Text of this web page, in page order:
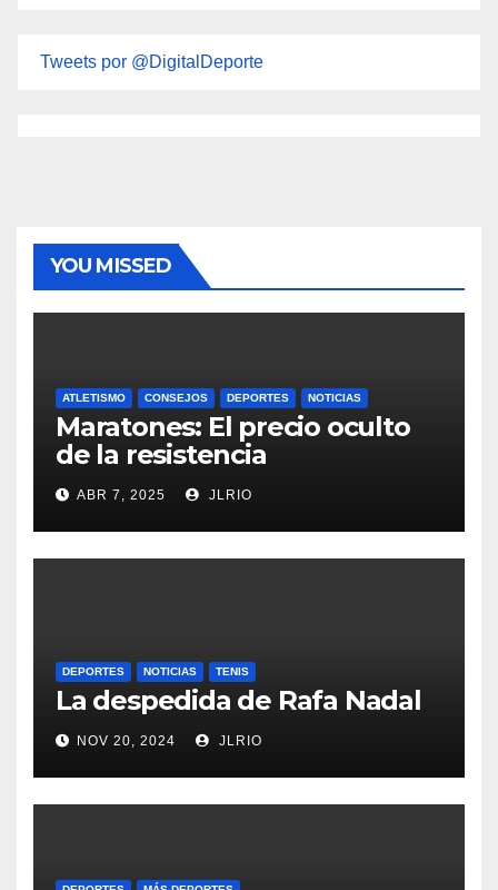
Tweets por @DigitalDeporte
YOU MISSED
ATLETISMO CONSEJOS DEPORTES NOTICIAS
Maratones: El precio oculto
de la resistencia
ABR 7, 2025 JLRIO
DEPORTES NOTICIAS TENIS
La despedida de Rafa Nadal
NOV 20, 2024 JLRIO